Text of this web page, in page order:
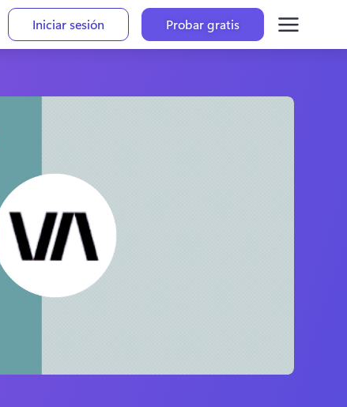
Iniciar sesión Probar gratis